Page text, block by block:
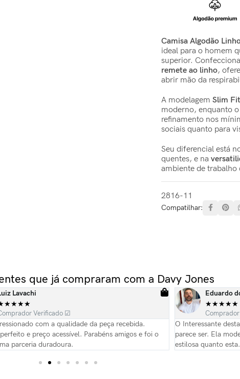
Camisa Algodão
ideal para o homem
superior.
remete ao linho,
abrir mão da
A modelagemSlim Fit
moderno, enquanto
refinamento nos
sociais quanto para
Seu diferencial está
quentes, e na
ambiente de trabalho
2816-11
Compatilhar:
que já compraram com a Davy Jones
Lavachi
★★★★
Verificado ☑
com a qualidade da peça recebida.
e preço acessível. Parabéns amigos e foi o
parceria duradoura.
Eduardo
★★★★★
O Interessante
parece ser. Ela
estilosa quanto esta.